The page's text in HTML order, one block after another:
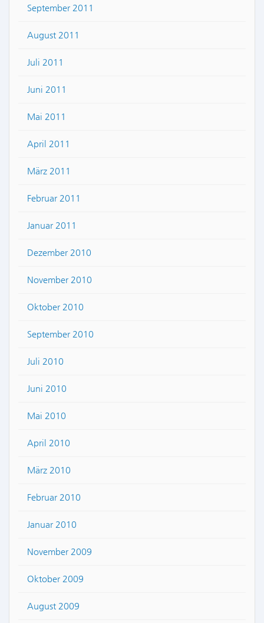
September 2011
August 2011
Juli 2011
Juni 2011
Mai 2011
April 2011
März 2011
Februar 2011
Januar 2011
Dezember 2010
November 2010
Oktober 2010
September 2010
Juli 2010
Juni 2010
Mai 2010
April 2010
März 2010
Februar 2010
Januar 2010
November 2009
Oktober 2009
August 2009